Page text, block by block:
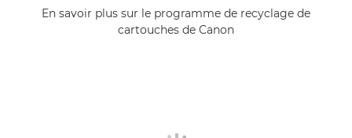
En savoir plus sur le programme de recyclage de
cartouches de Canon